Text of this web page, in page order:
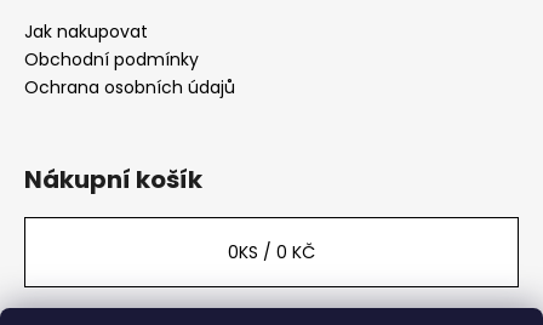
Jak nakupovat
Obchodní podmínky
Ochrana osobních údajů
Nákupní košík
0KS / 0 KČ